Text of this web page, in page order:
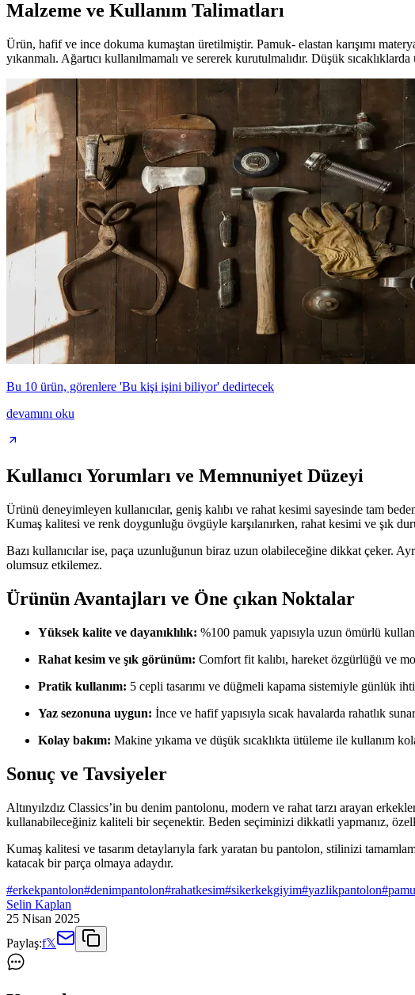
Malzeme ve Kullanım Talimatları
Ürün, hafif ve ince dokuma kumaştan üretilmiştir. Pamuk- elastan karışımı
yıkanmalı. Ağartıcı kullanılmamalı ve sererek kurutulmalıdır. Düşük
Bu 10 ürün, görenlere 'Bu kişi işini biliyor' dedirtecek
devamını oku
Kullanıcı Yorumları ve Memnuniyet Düzeyi
Ürünü deneyimleyen kullanıcılar, geniş kalıbı ve rahat kesimi sayesinde tam
Kumaş kalitesi ve renk doygunluğu övgüyle karşılanırken, rahat kesimi ve şık
Bazı kullanıcılar ise, paça uzunluğunun biraz uzun olabileceğine dikkat çeker.
olumsuz etkilemez.
Ürünün Avantajları ve Öne çıkan Noktalar
Yüksek kalite ve dayanıklılık: %100 pamuk yapısıyla uzun ömürlü
Rahat kesim ve şık görünüm: Comfort fit kalıbı, hareket özgürlüğü ve
Pratik kullanım: 5 cepli tasarımı ve düğmeli kapama sistemiyle günlük
Yaz sezonuna uygun: İnce ve hafif yapısıyla sıcak havalarda rahatlık
Kolay bakım: Makine yıkama ve düşük sıcaklıkta ütüleme ile kullanım
Sonuç ve Tavsiyeler
Altınyılzdız Classics’in bu denim pantolonu, modern ve rahat tarzı arayan
kullanabileceğiniz kaliteli bir seçenektir. Beden seçiminizi dikkatli yapmanız,
Kumaş kalitesi ve tasarım detaylarıyla fark yaratan bu pantolon, stilinizi
katacak bir parça olmaya adaydır.
#erkekpantolon#denimpantolon#rahatkesim#sikerkekgiyim#yazlikpantolon#
Selin Kaplan
25 Nisan 2025
Paylaş:f𝕏